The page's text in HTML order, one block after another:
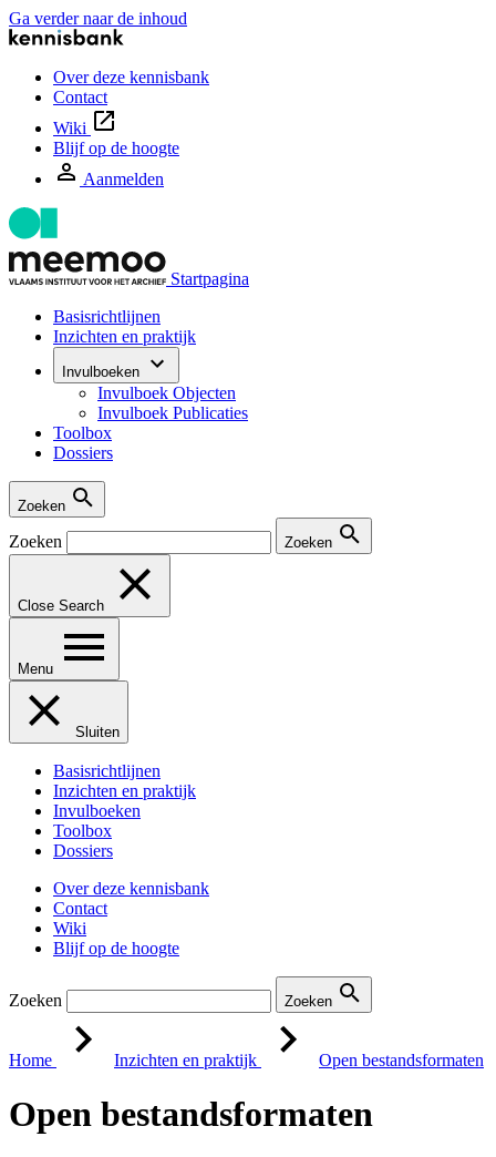
Ga verder naar de inhoud
Over deze kennisbank
Contact
Wiki
Blijf op de hoogte
Aanmelden
Startpagina
Basisrichtlijnen
Inzichten en praktijk
Invulboeken
Invulboek Objecten
Invulboek Publicaties
Toolbox
Dossiers
Zoeken
Zoeken Zoeken
Close Search
Menu
Sluiten
Basisrichtlijnen
Inzichten en praktijk
Invulboeken
Toolbox
Dossiers
Over deze kennisbank
Contact
Wiki
Blijf op de hoogte
Zoeken Zoeken
Home Inzichten en praktijk Open bestandsformaten
Open bestandsformaten